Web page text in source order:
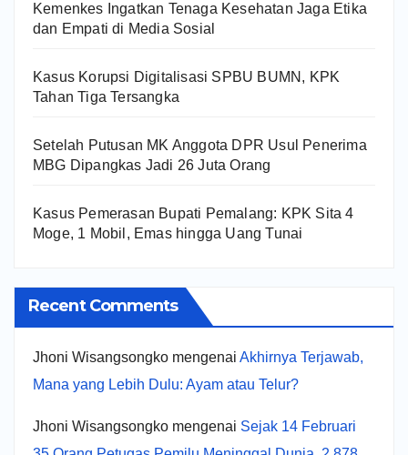
Kemenkes Ingatkan Tenaga Kesehatan Jaga Etika
dan Empati di Media Sosial
Kasus Korupsi Digitalisasi SPBU BUMN, KPK
Tahan Tiga Tersangka
Setelah Putusan MK Anggota DPR Usul Penerima
MBG Dipangkas Jadi 26 Juta Orang
Kasus Pemerasan Bupati Pemalang: KPK Sita 4
Moge, 1 Mobil, Emas hingga Uang Tunai
Recent Comments
Jhoni Wisangsongko mengenai Akhirnya Terjawab,
Mana yang Lebih Dulu: Ayam atau Telur?
Jhoni Wisangsongko mengenai Sejak 14 Februari